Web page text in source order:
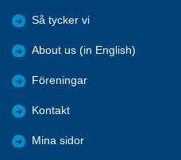
Så tycker vi
About us (in English)
Föreningar
Kontakt
Mina sidor